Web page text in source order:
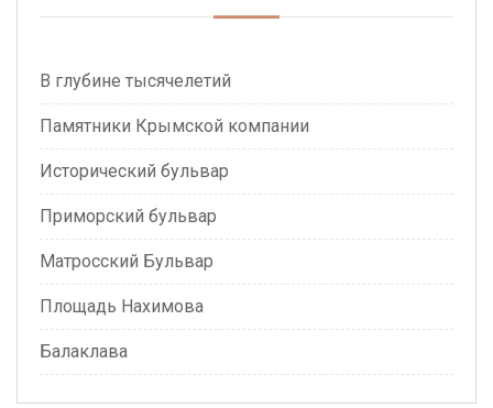
В глубине тысячелетий
Памятники Крымской компании
Исторический бульвар
Приморский бульвар
Матросский Бульвар
Площадь Нахимова
Балаклава